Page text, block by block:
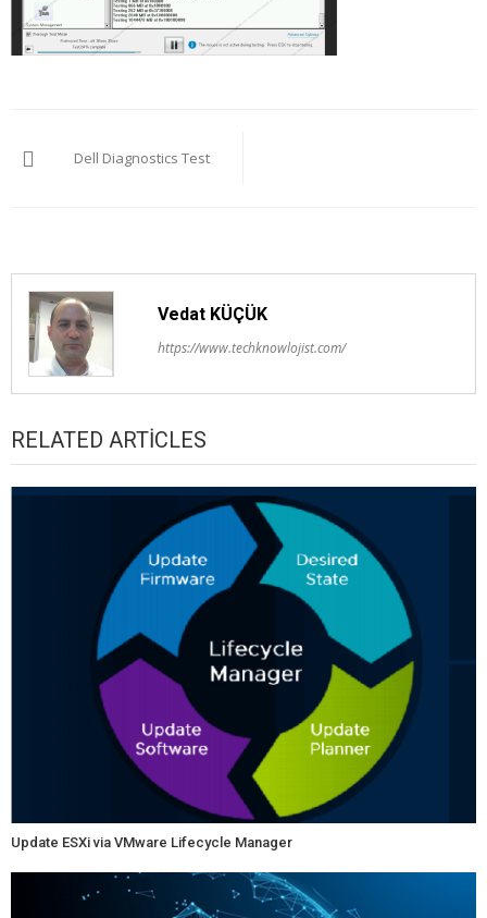
gezinmesi
Dell Diagnostics Test
Vedat KÜÇÜK
https://www.techknowlojist.com/
RELATED ARTICLES
Update ESXi via VMware Lifecycle Manager